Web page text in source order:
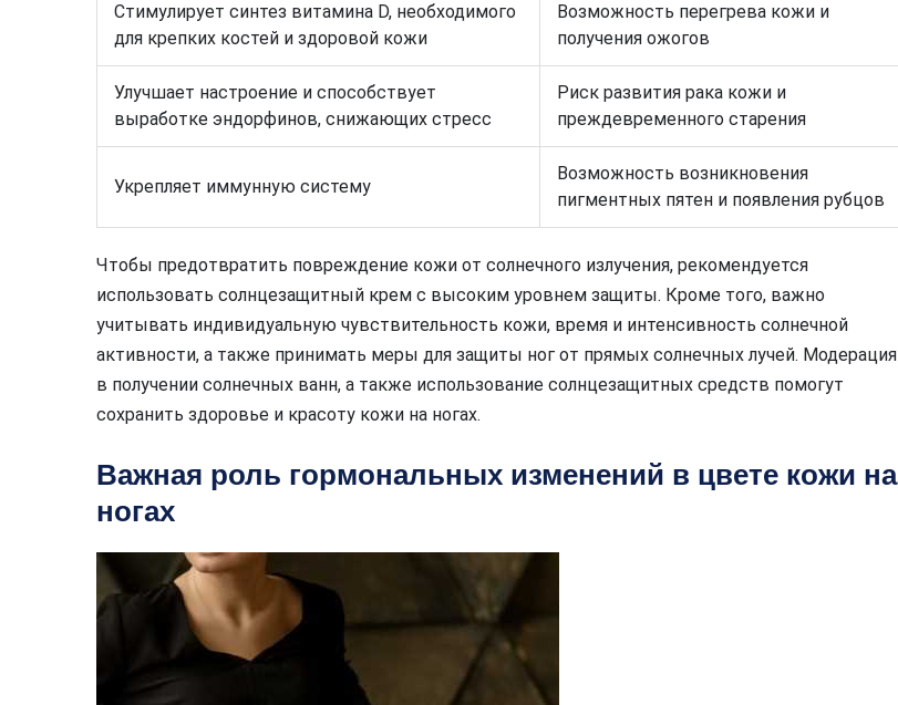
Стимулирует синтез витамина D, необходимого
для крепких костей и здоровой кожи
Возможность перегрева кожи и
получения ожогов
Улучшает настроение и способствует
выработке эндорфинов, снижающих стресс
Риск развития рака кожи и
преждевременного старения
Укрепляет иммунную систему
Возможность возникновения
пигментных пятен и появления рубцов
Чтобы предотвратить повреждение кожи от солнечного излучения, рекомендуется
использовать солнцезащитный крем с высоким уровнем защиты. Кроме того, важно
учитывать индивидуальную чувствительность кожи, время и интенсивность солнечной
активности, а также принимать меры для защиты ног от прямых солнечных лучей. Модерация
в получении солнечных ванн, а также использование солнцезащитных средств помогут
сохранить здоровье и красоту кожи на ногах.
Важная роль гормональных изменений в цвете кожи на
ногах